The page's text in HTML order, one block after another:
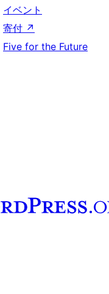
イベント
寄付 ↗
Five for the Future